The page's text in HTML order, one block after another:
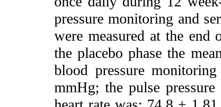
pressure monitoring and
were measured at the end
the placebo phase the
blood pressure
mmHg; the pulse